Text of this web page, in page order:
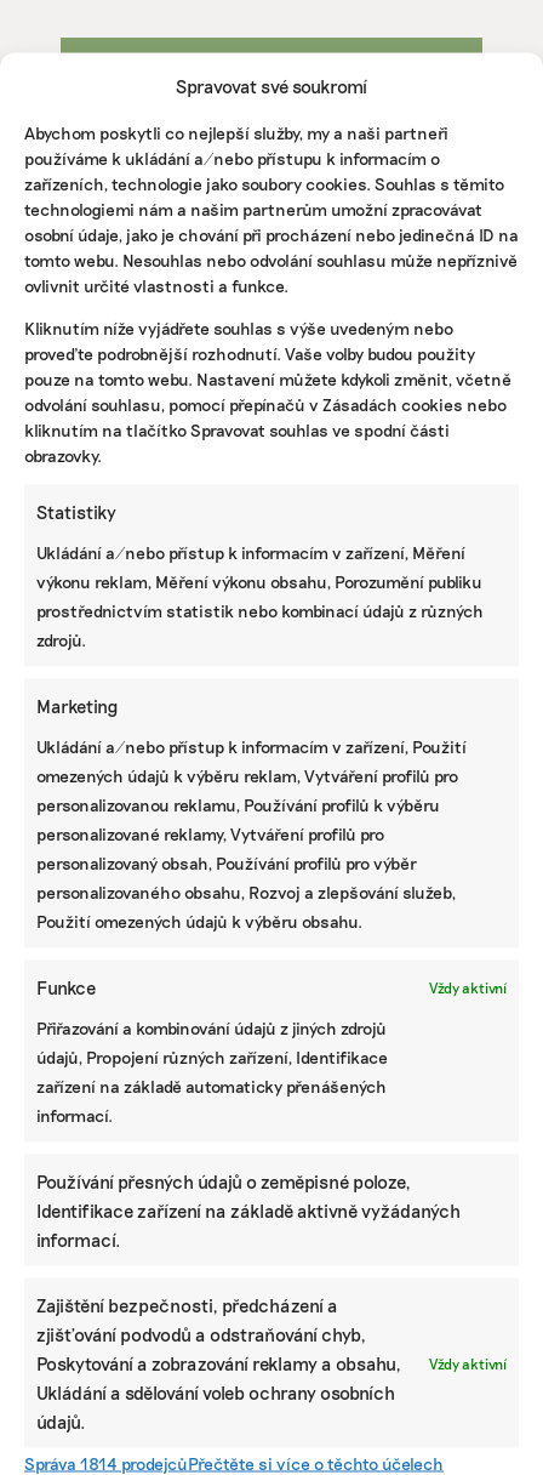
Spravovat své soukromí
Abychom poskytli co nejlepší služby, my a naši partneři
používáme k ukládání a/nebo přístupu k informacím o
zařízeních, technologie jako soubory cookies. Souhlas s těmito
technologiemi nám a našim partnerům umožní zpracovávat
osobní údaje, jako je chování při procházení nebo jedinečná ID na
tomto webu. Nesouhlas nebo odvolání souhlasu může nepříznivě
ovlivnit určité vlastnosti a funkce.
Kliknutím níže vyjádřete souhlas s výše uvedeným nebo
proveďte podrobnější rozhodnutí. Vaše volby budou použity
pouze na tomto webu. Nastavení můžete kdykoli změnit, včetně
odvolání souhlasu, pomocí přepínačů v Zásadách cookies nebo
kliknutím na tlačítko Spravovat souhlas ve spodní části
obrazovky.
Statistiky
Ukládání a/nebo přístup k informacím v zařízení, Měření
výkonu reklam, Měření výkonu obsahu, Porozumění publiku
prostřednictvím statistik nebo kombinací údajů z různých
zdrojů.
Marketing
Ukládání a/nebo přístup k informacím v zařízení, Použití
omezených údajů k výběru reklam, Vytváření profilů pro
personalizovanou reklamu, Používání profilů k výběru
personalizované reklamy, Vytváření profilů pro
personalizovaný obsah, Používání profilů pro výběr
personalizovaného obsahu, Rozvoj a zlepšování služeb,
Použití omezených údajů k výběru obsahu.
Funkce Vždy aktivní
Přiřazování a kombinování údajů z jiných zdrojů
údajů, Propojení různých zařízení, Identifikace
zařízení na základě automaticky přenášených
informací.
Používání přesných údajů o zeměpisné poloze,
Identifikace zařízení na základě aktivně vyžádaných
informací.
Zajištění bezpečnosti, předcházení a
zjišťování podvodů a odstraňování chyb,
Poskytování a zobrazování reklamy a obsahu,
Ukládání a sdělování voleb ochrany osobních
údajů.
Vždy aktivní
Správa 1814 prodejcůPřečtěte si více o těchto účelech
IRENA BUŘÍVALOVÁ
Irena prošla MF Dnes nebo ekonomickými týdeníky
Euro a Czech Business Weekly. Nejradši píše o
věčných chemikáliích v oblečení, ekologickém
zemědělství, odpadech, rychlé módě a bioplastech.
Martina začínala s novinařinou v agentuře ČTK a
pokračovala v MF Dnes, psala pro E15 či Reportér
Premium. Jenže pak zatoužila po větší samostatnosti.
chtěla by kočku.
Reklama
Pomozte udržet důležité
informace dostupné všem.
která by jinak nevznikla.